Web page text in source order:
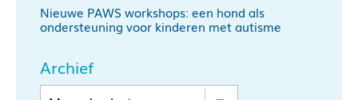
Nieuwe PAWS workshops: een hond als
ondersteuning voor kinderen met autisme
Archief